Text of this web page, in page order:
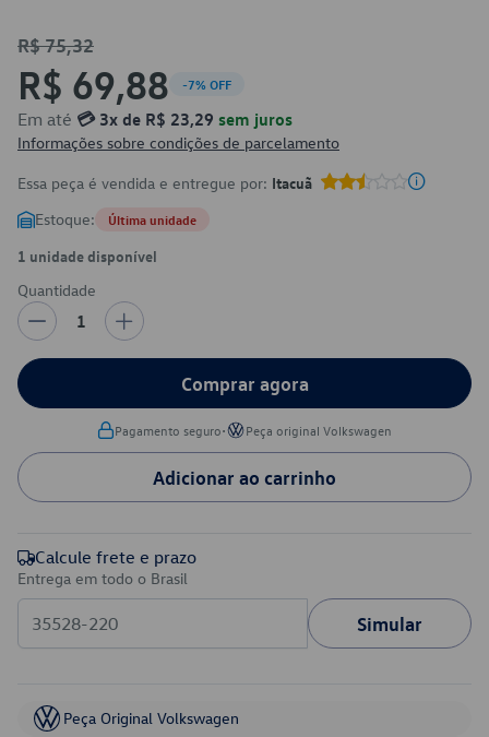
R$ 75,32
R$ 69,88 -7% OFF
Em até 💳 3x de R$ 23,29 sem juros
Informações sobre condições de parcelamento
Essa peça é vendida e entregue por: Itacuã
Estoque: Última unidade
1 unidade disponível
Quantidade
1
Comprar agora
Pagamento seguro• Peça original Volkswagen
Adicionar ao carrinho
Calcule frete e prazo
Entrega em todo o Brasil
Simular
Peça Original Volkswagen